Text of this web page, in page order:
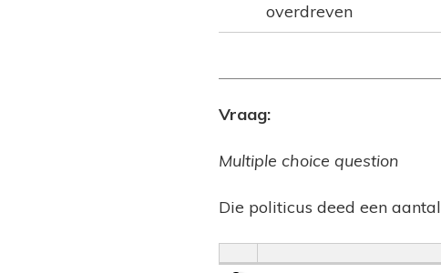
overdreven
Vraag:
Multiple choice question
Die politicus deed een aantal